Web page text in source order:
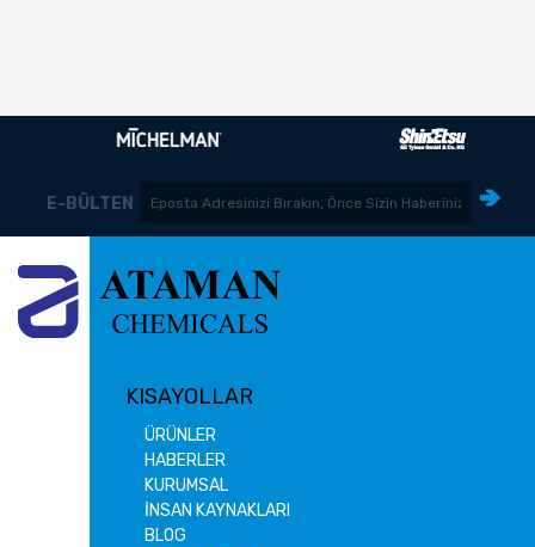
E-BÜLTEN
KISAYOLLAR
ÜRÜNLER
HABERLER
KURUMSAL
İNSAN KAYNAKLARI
BLOG